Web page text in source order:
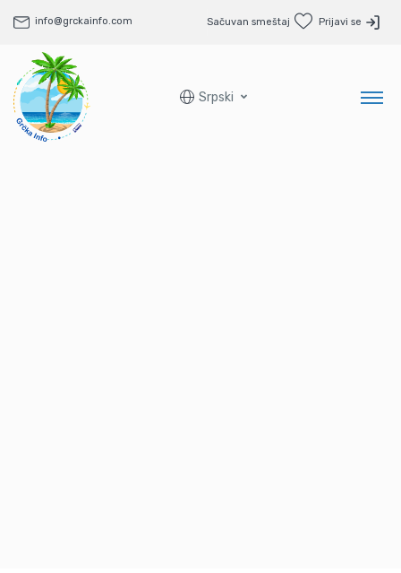
info@grckainfo.com Sačuvan smeštaj Prijavi se
Srpski